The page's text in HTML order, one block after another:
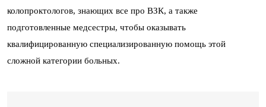
колопроктологов, знающих все про ВЗК, а также
подготовленные медсестры, чтобы оказывать
квалифицированную специализированную помощь этой
сложной категории больных.